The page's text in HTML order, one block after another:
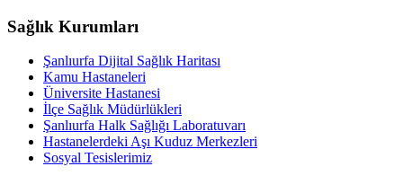
Sağlık Kurumları
Şanlıurfa Dijital Sağlık Haritası
Kamu Hastaneleri
Üniversite Hastanesi
İlçe Sağlık Müdürlükleri
Şanlıurfa Halk Sağlığı Laboratuvarı
Hastanelerdeki Aşı Kuduz Merkezleri
Sosyal Tesislerimiz